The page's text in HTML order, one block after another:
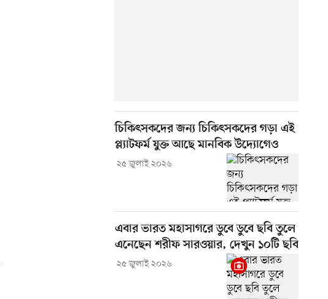
চিকিৎসকদের জন্য চিকিৎসকদের গড়া এই
প্ল্যাটফর্ম যুক্ত আছে মানবিক উদ্যোগেও
২৫ জুলাই ২০২৬
এবার ভারত মহাসাগরে ডুবে ডুবে ছবি তুলে
এনেছেন শরীফ সারওয়ার, দেখুন ১০টি ছবি
২৫ জুলাই ২০২৬